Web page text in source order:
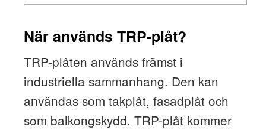
När används TRP-plåt?
TRP-plåten används främst i
industriella sammanhang. Den kan
användas som takplåt, fasadplåt och
som balkongskydd. TRP-plåt kommer